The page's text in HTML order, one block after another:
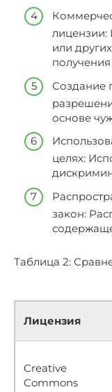
лицензии:
или
Создание
основе
целях:
закон:
Таблица 2:
Лицензия
Creative
Commons